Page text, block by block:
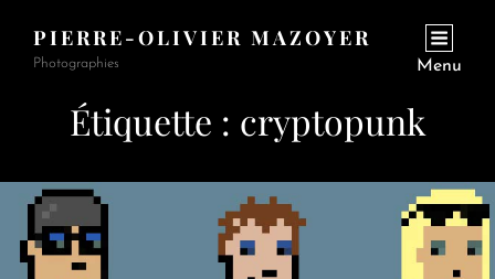
PIERRE-OLIVIER MAZOYER
Photographies Menu
Étiquette : cryptopunk